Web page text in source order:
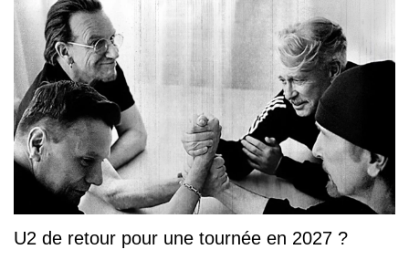
U2 de retour pour une tournée en 2027 ?